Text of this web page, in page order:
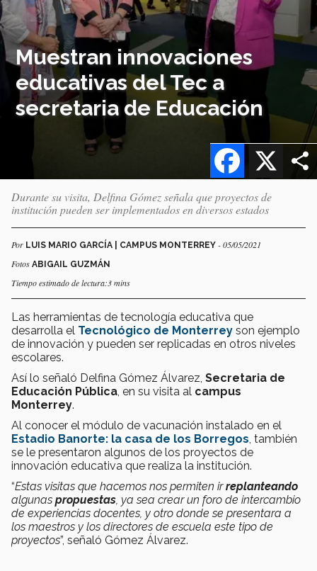
Muestran innovaciones
educativas del Tec a
secretaria de Educación
X
Facebook
Durante su visita, Delfina Gómez señala que proyectos de
institución pueden ser implementados en diversos estados
Por LUIS MARIO GARCÍA | CAMPUS MONTERREY - 05/05/2021
Fotos ABIGAIL GUZMÁN
Tiempo estimado de lectura:3 mins
Las herramientas de tecnología educativa que
desarrolla el Tecnológico de Monterrey son ejemplo
de innovación y pueden ser replicadas en otros niveles
escolares.
Así lo señaló Delfina Gómez Álvarez, Secretaria de
Educación Pública , en su visita al campus
Monterrey.
Al conocer el módulo de vacunación instalado en el
Estadio Banorte: la casa de los Borregos , también
se le presentaron algunos de los proyectos de
innovación educativa que realiza la institución.
“Estas visitas que hacemos nos permiten irreplanteando
algunas propuestas , ya sea crear un foro de intercambio
de experiencias docentes, y otro donde se presentara a
los maestros y los directores de escuela este tipo de
proyectos”, señaló Gómez Álvarez.